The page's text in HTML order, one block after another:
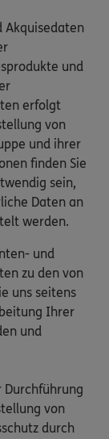
Akquisedaten
und
erfolgt
von
und ihrer
finden Sie
sein,
Daten an
werden.
und
zu den von
uns seitens
Ihrer
und
Durchführung
von
durch